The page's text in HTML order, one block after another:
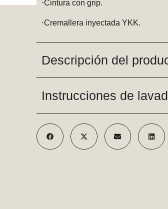
⋅Cintura con grip.
⋅Cremallera inyectada YKK.
Descripción del
Instrucciones de